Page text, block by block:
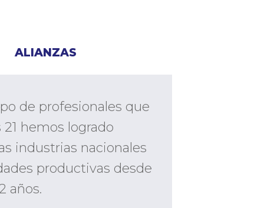
ALIANZAS
de profesionales que
hemos logrado
industrias nacionales
productivas desde
años.